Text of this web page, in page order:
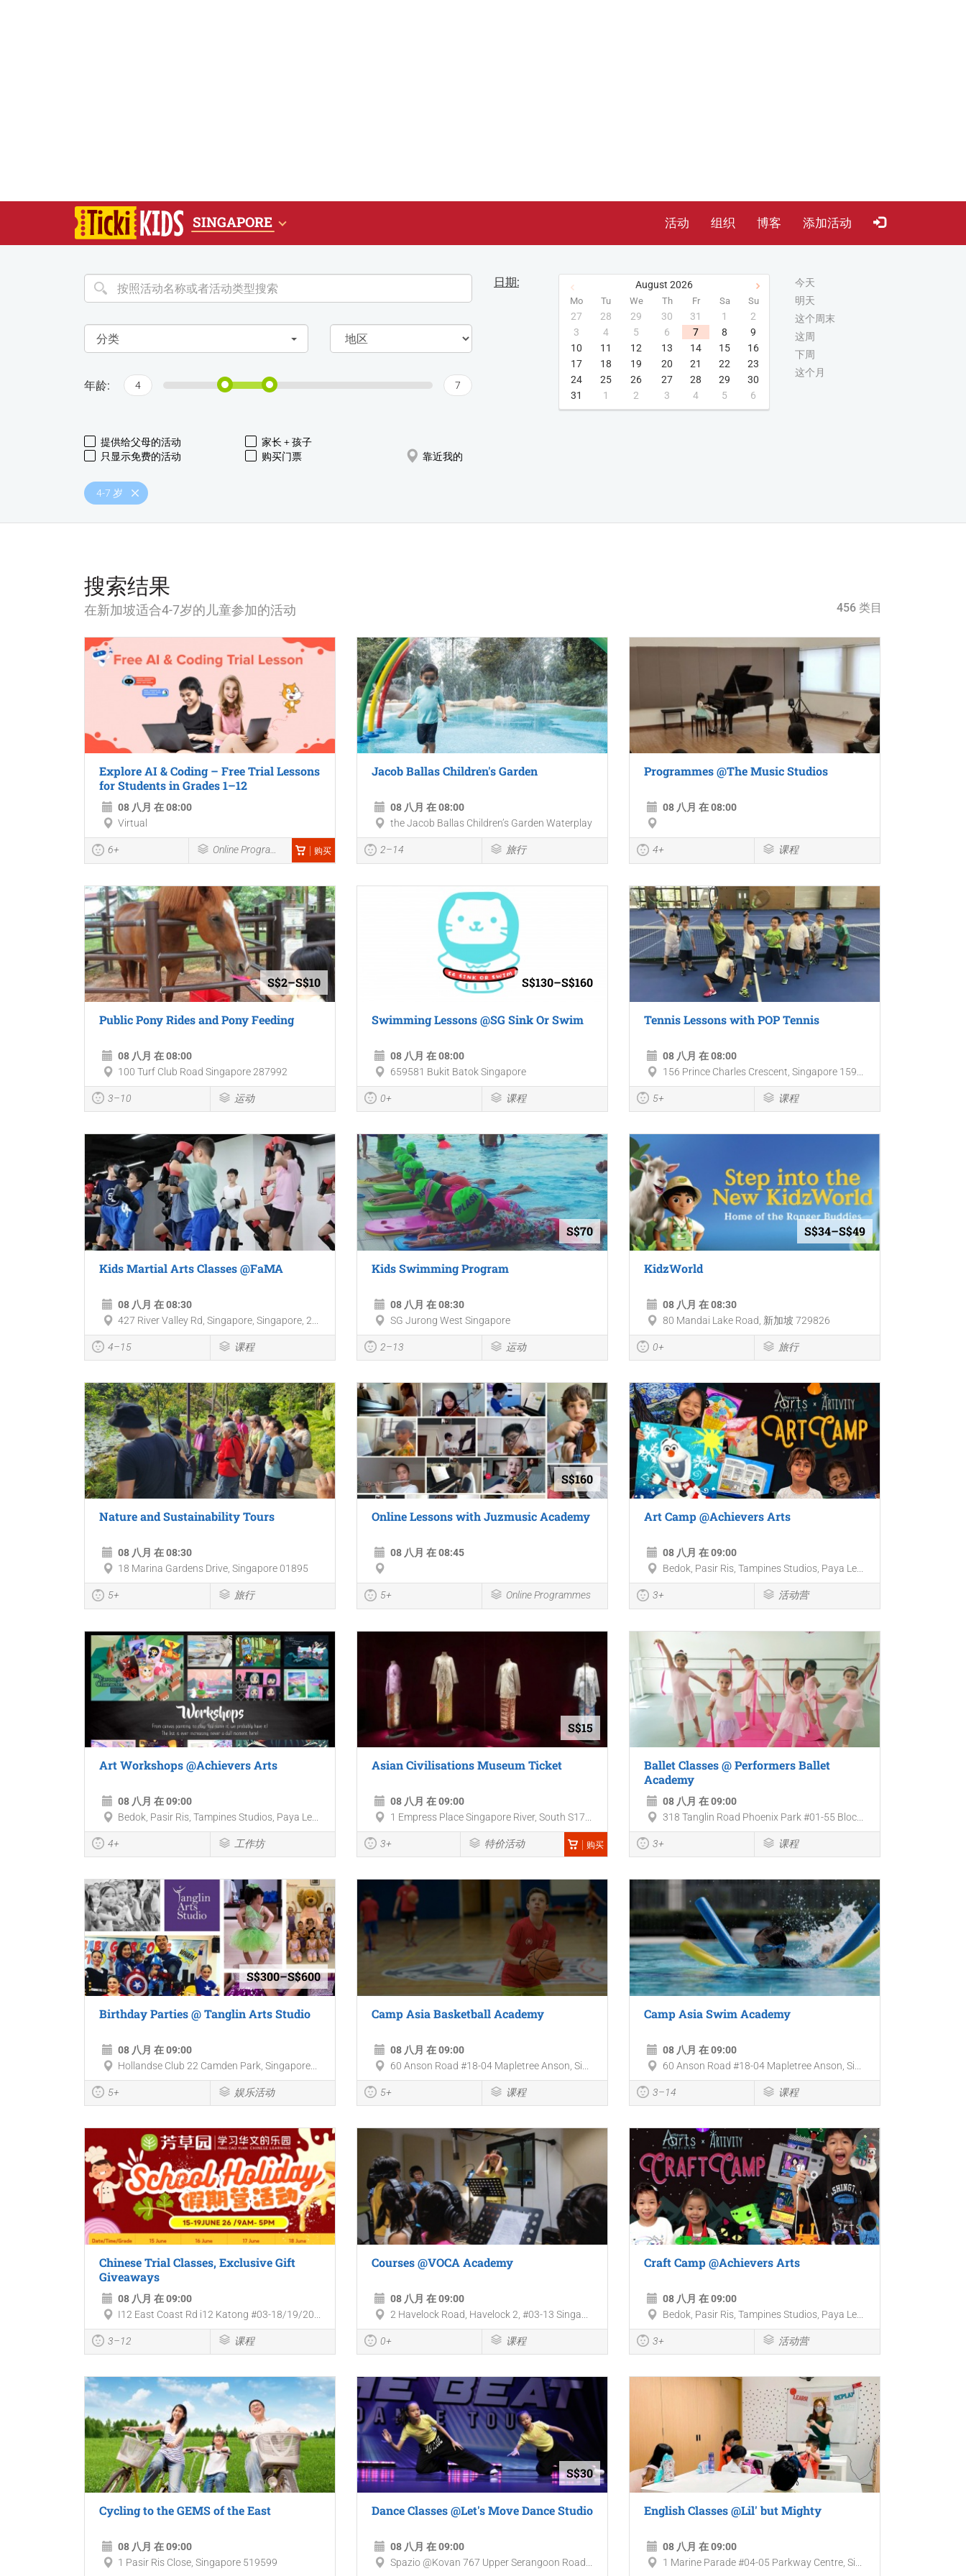
SINGAPORE 活动 组织 博客 添加活动
分类
年龄: 4 7
日期: August 2026
Mo Tu We Th Fr Sa Su
27 28 29 30 31 1
2
3
4 5 6 7 8
9
10
11 12 13 14 15
16
17
18 19 20 21 22
23
24
25 26 27 28 29
30
31
1 2 3 4 5 6
今天
明天
这个周末
这周
下周
这个月
提供给父母的活动
家长 + 孩子
只显示免费的活动
购买门票 靠近我的
4-7 岁
搜索结果
在新加坡适合4-7岁的儿童参加的活动 456 类目
Explore AI & Coding – Free Trial Lessons
for Students in Grades 1–12
08 八月 在 08:00
Virtual
6+ Online Programmes 购买
Jacob Ballas Children's Garden
08 八月 在 08:00
the Jacob Ballas Children’s Garden Waterplay
2–14 旅行
Programmes @The Music Studios
08 八月 在 08:00
4+ 课程
S$2–S$10
Public Pony Rides and Pony Feeding
08 八月 在 08:00
100 Turf Club Road Singapore 287992
3–10 运动
S$130–S$160
Swimming Lessons @SG Sink Or Swim
08 八月 在 08:00
659581 Bukit Batok Singapore
0+ 课程
Tennis Lessons with POP Tennis
08 八月 在 08:00
156 Prince Charles Crescent, Singapore 159...
5+ 课程
Kids Martial Arts Classes @FaMA
08 八月 在 08:30
427 River Valley Rd, Singapore, Singapore, 2...
4–15 课程
S$70
Kids Swimming Program
08 八月 在 08:30
SG Jurong West Singapore
2–13 运动
S$34–S$49
KidzWorld
08 八月 在 08:30
80 Mandai Lake Road, 新加坡 729826
0+ 旅行
Nature and Sustainability Tours
08 八月 在 08:30
18 Marina Gardens Drive, Singapore 01895
5+ 旅行
S$160
Online Lessons with Juzmusic Academy
08 八月 在 08:45
5+ Online Programmes
Art Camp @Achievers Arts
08 八月 在 09:00
Bedok, Pasir Ris, Tampines Studios, Paya Le...
3+ 活动营
Art Workshops @Achievers Arts
08 八月 在 09:00
Bedok, Pasir Ris, Tampines Studios, Paya Le...
4+ 工作坊
S$15
Asian Civilisations Museum Ticket
08 八月 在 09:00
1 Empress Place Singapore River, South S17...
3+ 特价活动 购买
Ballet Classes @ Performers Ballet
Academy
08 八月 在 09:00
318 Tanglin Road Phoenix Park #01-55 Bloc...
3+ 课程
S$300–S$600
Birthday Parties @ Tanglin Arts Studio
08 八月 在 09:00
Hollandse Club 22 Camden Park, Singapore...
5+ 娱乐活动
Camp Asia Basketball Academy
08 八月 在 09:00
60 Anson Road #18-04 Mapletree Anson, Si...
5+ 课程
Camp Asia Swim Academy
08 八月 在 09:00
60 Anson Road #18-04 Mapletree Anson, Si...
3–14 课程
Chinese Trial Classes, Exclusive Gift
Giveaways
08 八月 在 09:00
I12 East Coast Rd i12 Katong #03-18/19/20...
3–12 课程
Courses @VOCA Academy
08 八月 在 09:00
2 Havelock Road, Havelock 2, #03-13 Singa...
0+ 课程
Craft Camp @Achievers Arts
08 八月 在 09:00
Bedok, Pasir Ris, Tampines Studios, Paya Le...
3+ 活动营
Cycling to the GEMS of the East
08 八月 在 09:00
1 Pasir Ris Close, Singapore 519599
S$30
Dance Classes @Let's Move Dance Studio
08 八月 在 09:00
Spazio @Kovan 767 Upper Serangoon Road...
English Classes @Lil' but Mighty
08 八月 在 09:00
1 Marine Parade #04-05 Parkway Centre, Si...